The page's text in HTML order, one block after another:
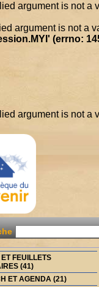
argument is not a
argument is not a
(errno:
argument is not a
FEUILLETS
(41)
ET AGENDA (21)